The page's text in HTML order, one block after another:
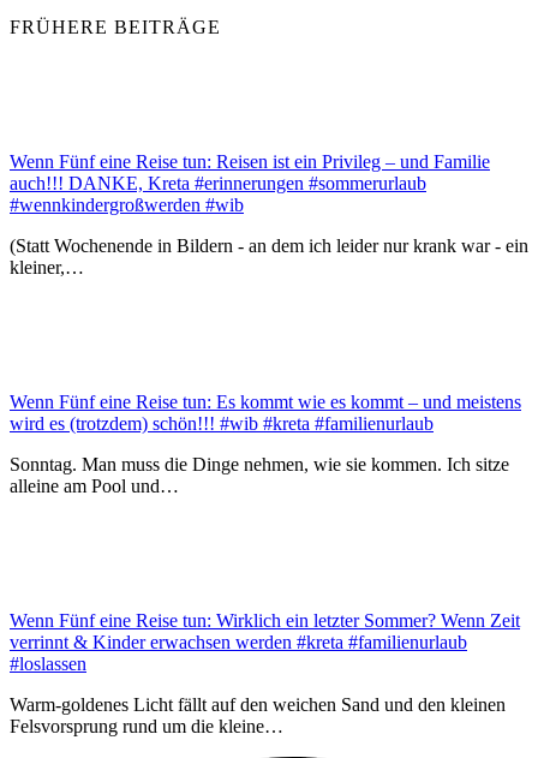
FRÜHERE BEITRÄGE
Wenn Fünf eine Reise tun: Reisen ist ein Privileg – und Familie
auch!!! DANKE, Kreta #erinnerungen #sommerurlaub
#wennkindergroßwerden #wib
(Statt Wochenende in Bildern - an dem ich leider nur krank war - ein
kleiner,…
Wenn Fünf eine Reise tun: Es kommt wie es kommt – und meistens
wird es (trotzdem) schön!!! #wib #kreta #familienurlaub
Sonntag. Man muss die Dinge nehmen, wie sie kommen. Ich sitze
alleine am Pool und…
Wenn Fünf eine Reise tun: Wirklich ein letzter Sommer? Wenn Zeit
verrinnt & Kinder erwachsen werden #kreta #familienurlaub
#loslassen
Warm-goldenes Licht fällt auf den weichen Sand und den kleinen
Felsvorsprung rund um die kleine…